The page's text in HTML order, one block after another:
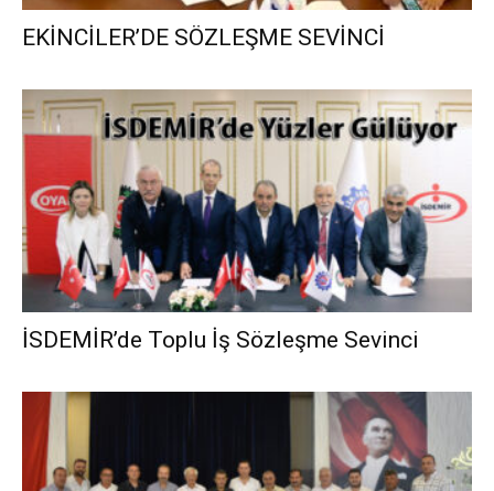
EKİNCİLER’DE SÖZLEŞME SEVİNCİ
İSDEMİR’de Toplu İş Sözleşme Sevinci